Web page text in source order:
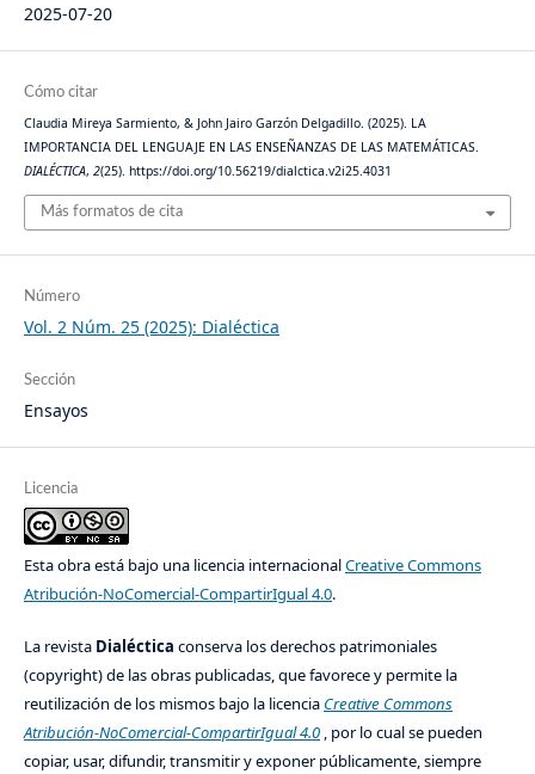
2025-07-20
Cómo citar
Claudia Mireya Sarmiento, & John Jairo Garzón Delgadillo. (2025). LA
IMPORTANCIA DEL LENGUAJE EN LAS ENSEÑANZAS DE LAS MATEMÁTICAS.
DIALÉCTICA, 2(25). https://doi.org/10.56219/dialctica.v2i25.4031
Más formatos de cita
Número
Vol. 2 Núm. 25 (2025): Dialéctica
Sección
Ensayos
Licencia
Esta obra está bajo una licencia internacionalCreative Commons
Atribución-NoComercial-CompartirIgual 4.0.
La revista Dialéctica conserva los derechos patrimoniales
(copyright) de las obras publicadas, que favorece y permite la
reutilización de los mismos bajo la licencia Creative Commons
Atribución-NoComercial-CompartirIgual 4.0, por lo cual se pueden
copiar, usar, difundir, transmitir y exponer públicamente, siempre